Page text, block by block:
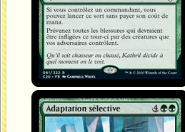
Adaptation sélective